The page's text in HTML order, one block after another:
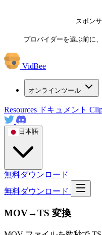
スポン
プロバイダーを選ぶ前に
VidBee
オンラインツール
Resources ドキュメント
日本語
無料ダウンロード
無料ダウンロード
MOV→TS 変換